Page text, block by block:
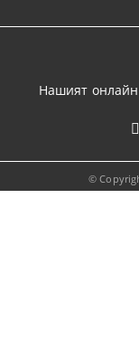
Нашият онлайн
©